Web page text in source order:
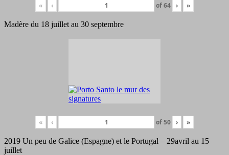
« ‹ of64 › »
Madère du 18 juillet au 30 septembre
« ‹ of50 › »
2019 Un peu de Galice (Espagne) et le Portugal – 29avril au 15
juillet